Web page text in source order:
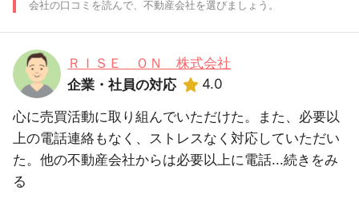
会社の口コミを読んで、不動産会社を選びましょう。
ＲＩＳＥ ＯＮ 株式会社
企業・社員の対応
4.0
心に売買活動に取り組んでいただけた。また、必要以
上の電話連絡もなく、ストレスなく対応していただい
た。他の不動産会社からは必要以上に電話...続きをみ
る